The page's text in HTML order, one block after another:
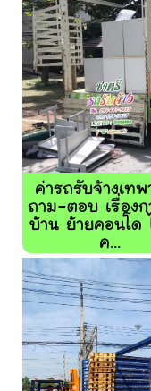
ค่ารถรับจ้างเท
ถาม-ตอบ เรื่องก
บ้าน ย้ายคอนโด
ค...